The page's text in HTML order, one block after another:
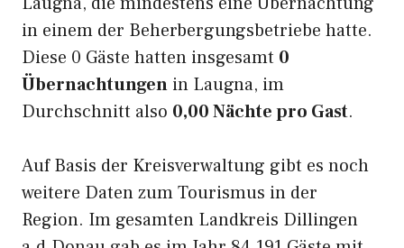
in einem der Beherbergungsbetriebe hatte.
Diese 0 Gäste hatten insgesamt 0
Übernachtungen in Laugna, im
Durchschnitt also 0,00 Nächte pro Gast.
Auf Basis der Kreisverwaltung gibt es noch
weitere Daten zum Tourismus in der
Region. Im gesamten Landkreis Dillingen